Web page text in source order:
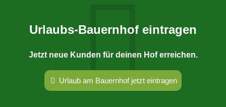
Urlaubs-Bauernhof eintragen
Jetzt neue Kunden für deinen Hof erreichen.
Urlaub am Bauernhof jetzt eintragen